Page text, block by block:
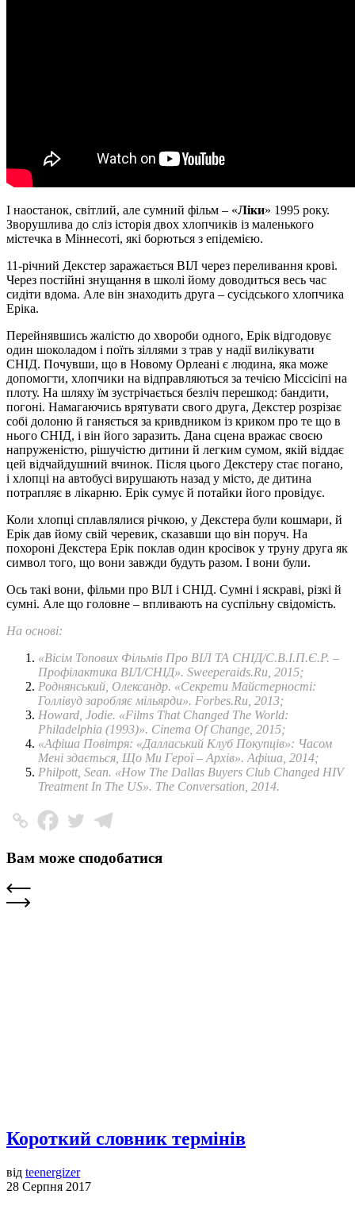
І наостанок, світлий, але сумний фільм – «Ліки» 1995 року.
Зворушлива до сліз історія двох хлопчиків із маленького
містечка в Міннесоті, які борються з епідемією.
11-річний Декстер заражається ВІЛ через переливання крові.
Через постійні знущання в школі йому доводиться весь час
сидіти вдома. Але він знаходить друга – сусідського хлопчика
Еріка.
Перейнявшись жалістю до хвороби одного, Ерік відгодовує
один шоколадом і поїть зіллями з трав у надії вилікувати
СНІД. Почувши, що в Новому Орлеані є людина, яка може
допомогти, хлопчики на відправляються за течією Міссісіпі на
плоту. На шляху їм зустрічається безліч перешкод: бандити,
погоні. Намагаючись врятувати свого друга, Декстер розрізає
собі долоню й ганяється за кривдником із криком про те що в
нього СНІД, і він його заразить. Дана сцена вражає своєю
напруженістю, рішучістю дитини й легким сумом, якій віддає
цей відчайдушний вчинок. Після цього Декстеру стає погано,
і хлопці на автобусі вирушають назад у місто, де дитина
потрапляє в лікарню. Ерік сумує й потайки його провідує.
Коли хлопці сплавлялися річкою, у Декстера були кошмари, й
Ерік дав йому свій черевик, сказавши що він поруч. На
похороні Декстера Ерік поклав один кросівок у труну друга як
символ того, що вони завжди будуть разом. І вони були.
Ось такі вони, фільми про ВІЛ і СНІД. Сумні і яскраві, різкі й
сумні. Але що головне – впливають на суспільну свідомість.
На основі:
«Вісім Топових Фільмів Про ВІЛ ТА СНІД/С.В.І.П.Є.Р. –
Профілактика ВІЛ/СНІД». Sweeperaids.Ru, 2015;
Роднянський, Олександр. «Секрети Майстерності:
Голлівуд заробляє мільярди». Forbes.Ru, 2013;
Howard, Jodie. «Films That Changed The World:
Philadelphia (1993)». Cinema Of Change, 2015;
«Афіша Повітря: «Далласький Клуб Покупців»: Часом
Мені здається, Що Ми Герої – Архів».Афіша, 2014;
Philpott, Sean. «How The Dallas Buyers Club Changed HIV
Treatment In The US». The Conversation, 2014.
Вам може сподобатися
Короткий словник термінів
від teenergizer
28 Серпня 2017